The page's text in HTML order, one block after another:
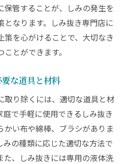
らせるしみ抜きのプロフェ
ョナル技術で甦るきものの魅
するきものの再生
が持つ高度な技術とは
元するためのプロのアプロ
するきものの長期美観維持
保管することが、しみの発生を
となります。しみ抜き専門店に
策を心がけることで、大切なき
とができます。
な道具と材料
取り除くには、適切な道具と材
で手軽に使用できるしみ抜き
かい布や綿棒、ブラシがありま
みの種類に応じた適切な方法で
た、しみ抜きには専用の液体洗